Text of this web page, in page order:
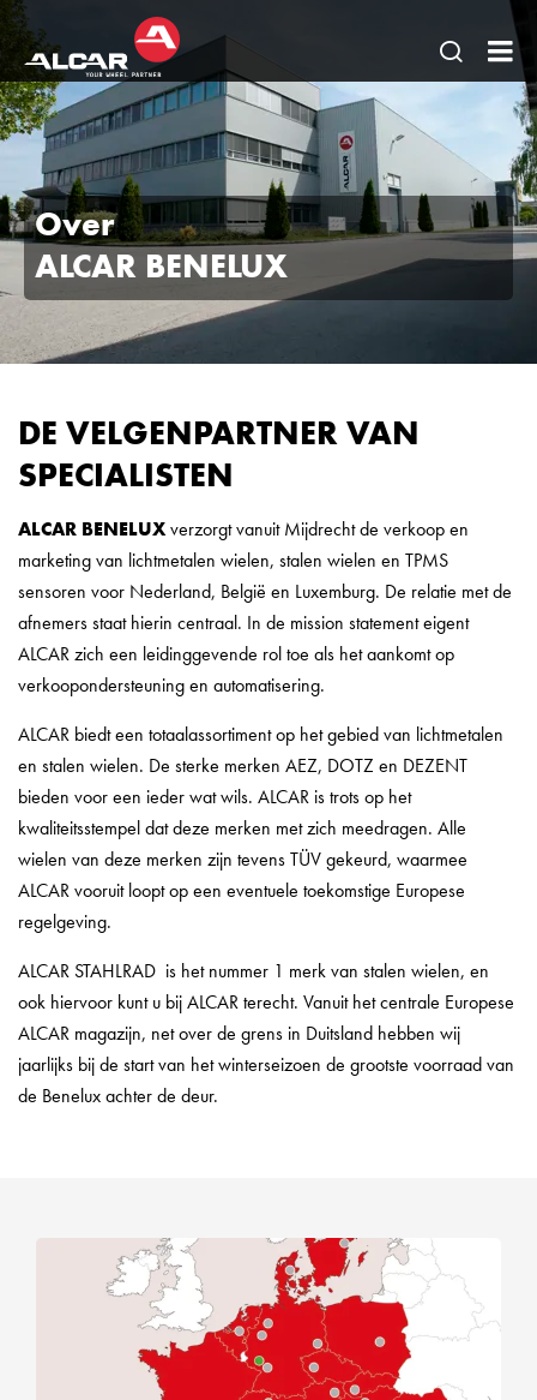
Open
pagina
zoeken
BV
Over
ALCAR BENELUX
DE VELGENPARTNER VAN
SPECIALISTEN
ALCAR BENELUXverzorgt vanuit Mijdrecht de verkoop en
marketing van lichtmetalen wielen, stalen wielen en TPMS
sensoren voor Nederland, België en Luxemburg. De relatie met de
afnemers staat hierin centraal. In de mission statement eigent
ALCAR zich een leidinggevende rol toe als het aankomt op
verkoopondersteuning en automatisering.
ALCAR biedt een totaalassortiment op het gebied van lichtmetalen
en stalen wielen. De sterke merken AEZ, DOTZ en DEZENT
bieden voor een ieder wat wils. ALCAR is trots op het
kwaliteitsstempel dat deze merken met zich meedragen. Alle
wielen van deze merken zijn tevens TÜV gekeurd, waarmee
ALCAR vooruit loopt op een eventuele toekomstige Europese
regelgeving.
ALCAR STAHLRAD is het nummer 1 merk van stalen wielen, en
ook hiervoor kunt u bij ALCAR terecht. Vanuit het centrale Europese
ALCAR magazijn, net over de grens in Duitsland hebben wij
jaarlijks bij de start van het winterseizoen de grootste voorraad van
de Benelux achter de deur.